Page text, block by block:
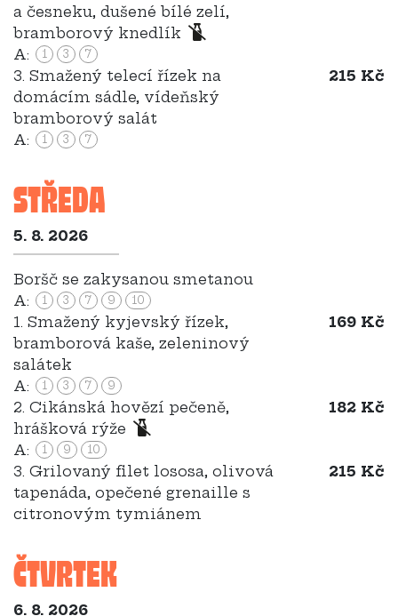
a česneku, dušené bílé zelí,
bramborový knedlík
A:
1 3 7
3. Smažený telecí řízek na
domácím sádle, vídeňský
bramborový salát
A:
1 3 7
215 Kč
STŘEDA
5. 8. 2026
Boršč se zakysanou smetanou
A:
1 3 7 9 10
1. Smažený kyjevský řízek,
bramborová kaše, zeleninový
salátek
A:
1 3 7 9
169 Kč
2. Cikánská hovězí pečeně,
hrášková rýže
A:
1 9 10
182 Kč
3. Grilovaný filet lososa, olivová
tapenáda, opečené grenaille s
citronovým tymiánem
215 Kč
ČTVRTEK
6. 8. 2026